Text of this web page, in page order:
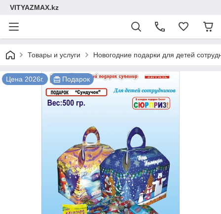
VITYAZMAX.kz
Товары и услуги Новогодние подарки для детей
Цена 2026г. Подарок